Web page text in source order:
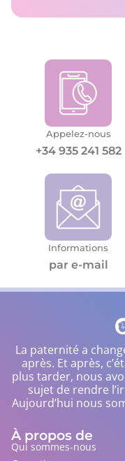
Appelez-nous
+34 935 241 582
Informations
par e-mail
La paternité a
après. Et après,
plus tarder, nous
sujet de rendre
Aujourd’hui nous
À propos de
Qui sommes-nous